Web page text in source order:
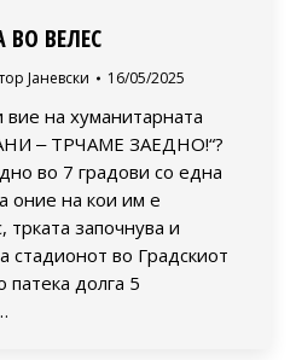
ВО ВЕЛЕС
Јаневски 16/05/2025
на хуманитарната
‒ ТРЧАМЕ ЗАЕДНО!“?
во 7 градови со една
оние на кои им е
трката започнува и
стадионот во Градскиот
патека долга 5